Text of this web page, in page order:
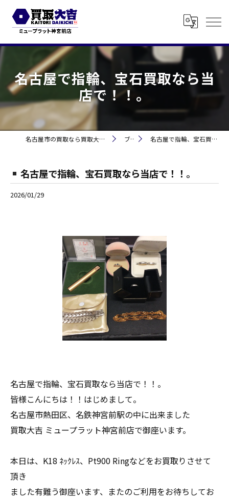
名古屋で指輪、宝石買取なら当
店で！！。
名古屋市の買取なら買取大吉 ミュープラット神宮前 ブログ 名古屋で指輪、宝石買取なら当店で！！。
名古屋で指輪、宝石買取なら当店で！！。
2026/01/29
名古屋で指輪、宝石買取なら当店で！！。
皆様こんにちは！！はじめまして。
名古屋市熱田区、名鉄神宮前駅の中に出来ました
買取大吉 ミュープラット神宮前店で御座います。
本日は、K18 ﾈｯｸﾚｽ、Pt900 Ringなどをお買取りさせて
頂き
ました有難う御座います、またのご利用をお待ちしてお